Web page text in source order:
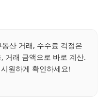
동산 거래, 수수료 걱정은
거래 금액으로 바로 계산.
원하게 확인하세요!